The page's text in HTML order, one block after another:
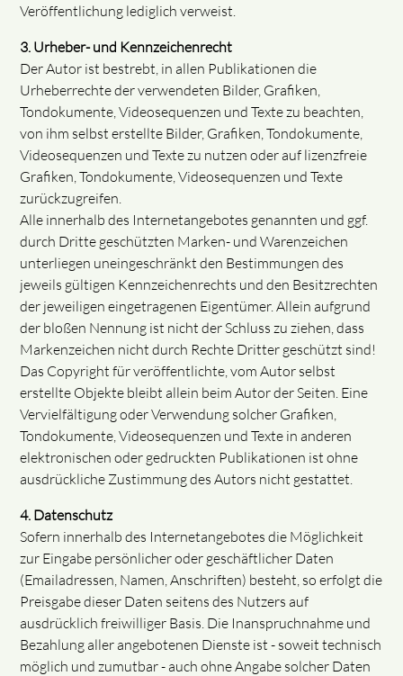
Veröffentlichung lediglich verweist.
3. Urheber- und Kennzeichenrecht
Der Autor ist bestrebt, in allen Publikationen die
Urheberrechte der verwendeten Bilder, Grafiken,
Tondokumente, Videosequenzen und Texte zu beachten,
von ihm selbst erstellte Bilder, Grafiken, Tondokumente,
Videosequenzen und Texte zu nutzen oder auf lizenzfreie
Grafiken, Tondokumente, Videosequenzen und Texte
zurückzugreifen.
Alle innerhalb des Internetangebotes genannten und ggf.
durch Dritte geschützten Marken- und Warenzeichen
unterliegen uneingeschränkt den Bestimmungen des
jeweils gültigen Kennzeichenrechts und den Besitzrechten
der jeweiligen eingetragenen Eigentümer. Allein aufgrund
der bloßen Nennung ist nicht der Schluss zu ziehen, dass
Markenzeichen nicht durch Rechte Dritter geschützt sind!
Das Copyright für veröffentlichte, vom Autor selbst
erstellte Objekte bleibt allein beim Autor der Seiten. Eine
Vervielfältigung oder Verwendung solcher Grafiken,
Tondokumente, Videosequenzen und Texte in anderen
elektronischen oder gedruckten Publikationen ist ohne
ausdrückliche Zustimmung des Autors nicht gestattet.
4. Datenschutz
Sofern innerhalb des Internetangebotes die Möglichkeit
zur Eingabe persönlicher oder geschäftlicher Daten
(Emailadressen, Namen, Anschriften) besteht, so erfolgt die
Preisgabe dieser Daten seitens des Nutzers auf
ausdrücklich freiwilliger Basis. Die Inanspruchnahme und
Bezahlung aller angebotenen Dienste ist - soweit technisch
möglich und zumutbar - auch ohne Angabe solcher Daten